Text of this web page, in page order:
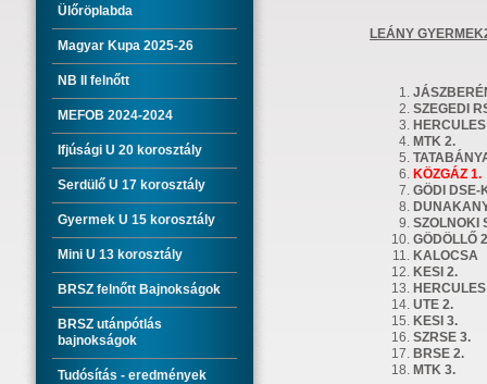
Ülőröplabda
Magyar Kupa 2025-26
NB II felnőtt
MEFOB 2024-2024
Ifjúsági U 20 korosztály
Serdülő U 17 korosztály
Gyermek U 15 korosztály
Mini U 13 korosztály
BRSZ felnőtt Bajnokságok
BRSZ utánpótlás
bajnokságok
Tudósítás - eredmények
LEÁNY
SZEGEDI
MTK 2.
KÖZGÁZ 1.
GÖDI DSE-
SZOLNOKI
GÖDÖLLŐ
KALOCSA
KESI 2.
UTE
MTK